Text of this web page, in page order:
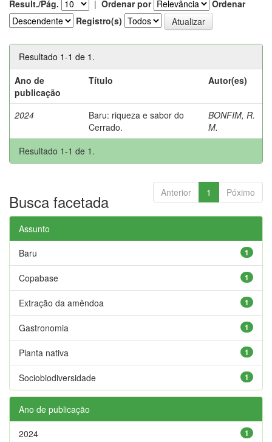
Result./Pág. | Ordenar por
Ordenar
Registro(s)
Resultado 1-1 de 1.
Ano de
publicação
Título Autor(es)
2024
Baru: riqueza e sabor do
Cerrado.
BONFIM, R.
M.
Resultado 1-1 de 1.
Anterior 1 Póximo
Busca facetada
Assunto
1
Baru
1
Copabase
1
Extração da amêndoa
1
Gastronomia
1
Planta nativa
1
Sociobiodiversidade
Ano de publicação
1
2024